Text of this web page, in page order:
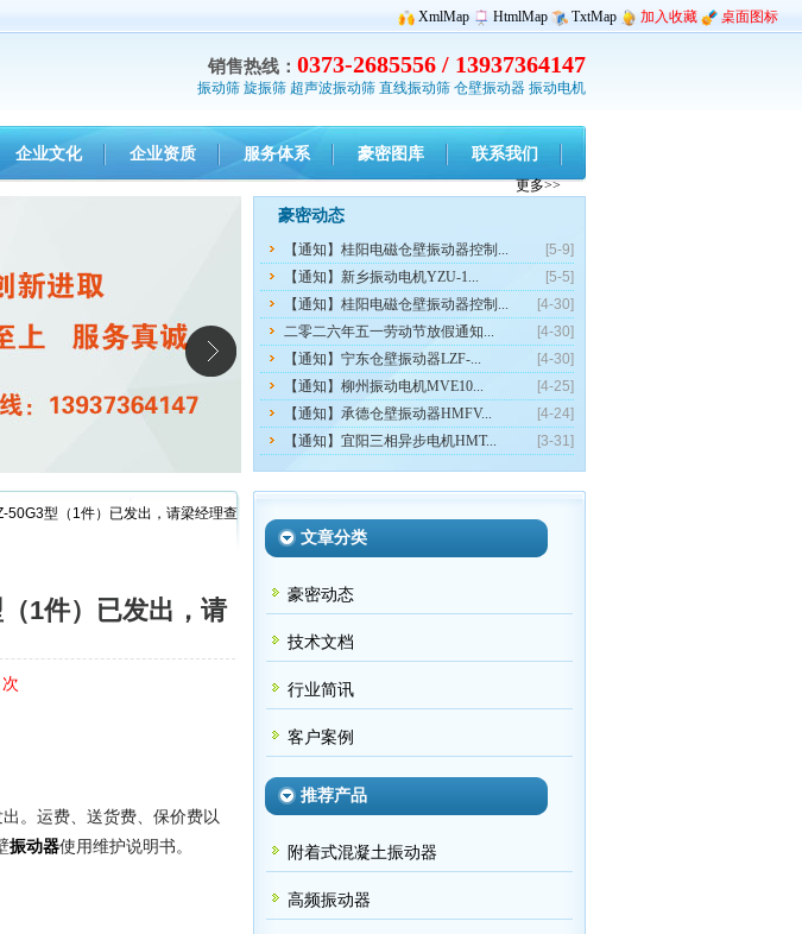
XmlMap HtmlMap TxtMap 加入收藏 桌面图标
销售热线： 0373-2685556 / 13937364147
振动筛 旋振筛 超声波振动筛 直线振动筛 仓壁振动器 振动电机
企业文化 企业资质 服务体系 豪密图库 联系我们
豪密动态
更多>>
[5-9]
【通知】桂阳电磁仓壁振动器控制...
[5-5]
【通知】新乡振动电机YZU-1...
[4-30]
【通知】桂阳电磁仓壁振动器控制...
[4-30]
二零二六年五一劳动节放假通知...
[4-30]
【通知】宁东仓壁振动器LZF-...
[4-25]
【通知】柳州振动电机MVE10...
[4-24]
【通知】承德仓壁振动器HMFV...
[3-31]
【通知】宜阳三相异步电机HMT...
50G3型（1件）已发出，请梁经理查
1件）已发出，请
。运费、送货费、保价费以
振动器使用维护说明书。
文章分类
豪密动态
技术文档
行业简讯
客户案例
推荐产品
附着式混凝土振动器
高频振动器